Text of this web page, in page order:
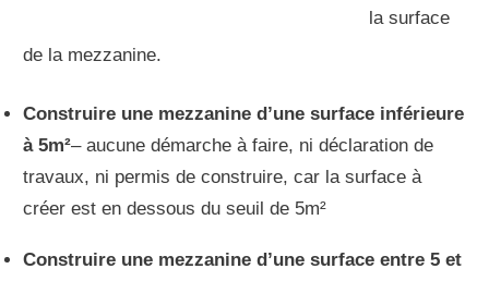
la surface
de la mezzanine.
Construire une mezzanine d’une surface inférieure
à 5m²– aucune démarche à faire, ni déclaration de
travaux, ni permis de construire, car la surface à
créer est en dessous du seuil de 5m²
Construire une mezzanine d’une surface entre 5 et